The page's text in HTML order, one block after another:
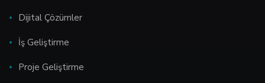
Dijital Çözümler
İş Geliştirme
Proje Geliştirme